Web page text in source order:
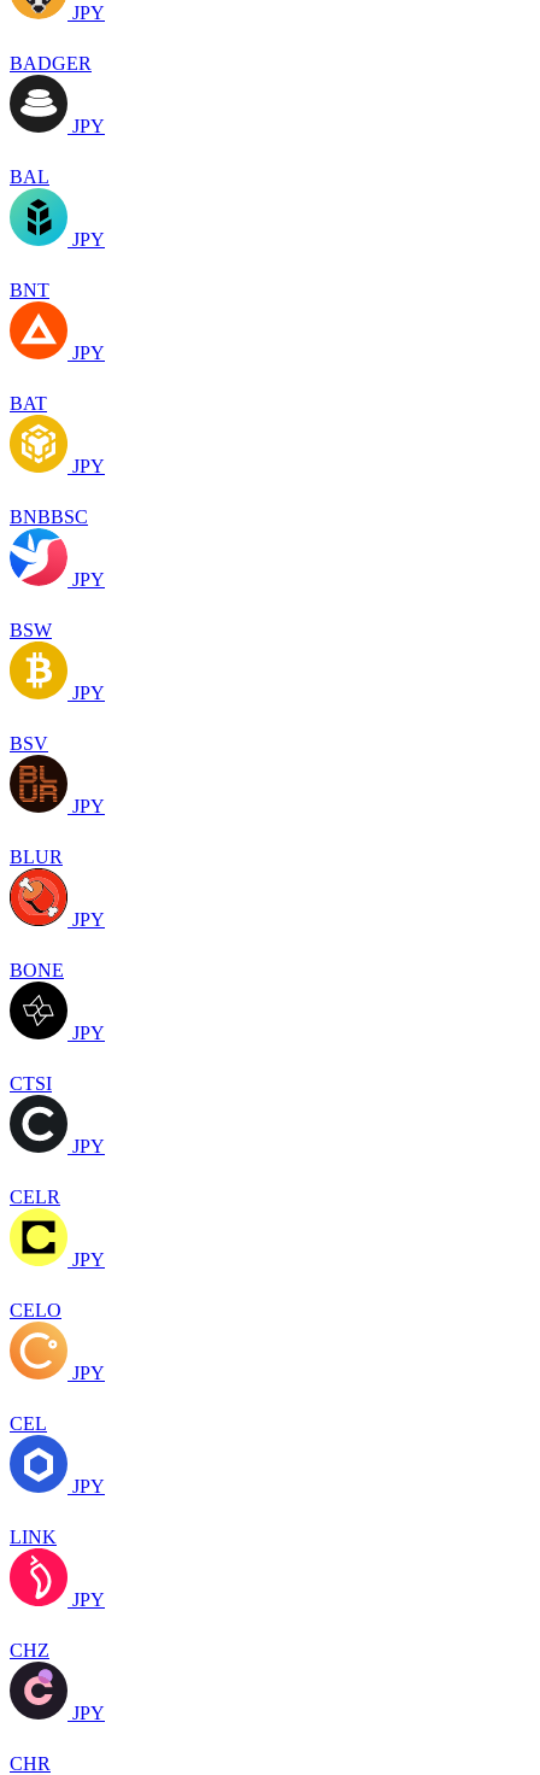
JPY
BADGER
JPY
BAL
JPY
BNT
JPY
BAT
JPY
BNBBSC
JPY
BSW
JPY
BSV
JPY
BLUR
JPY
BONE
JPY
CTSI
JPY
CELR
JPY
CELO
JPY
CEL
JPY
LINK
JPY
CHZ
JPY
CHR